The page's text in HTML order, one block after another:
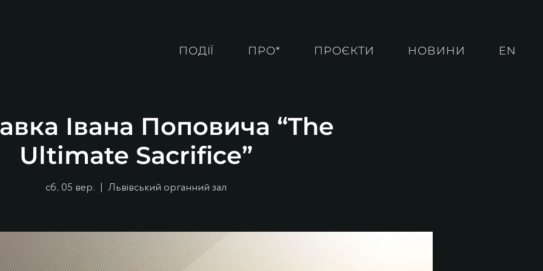
ПОДІЇ ПРО* ПРОЄКТИ НОВИНИ EN
Івана Поповича “The
Ultimate Sacrifice”
сб, 05 вер.
  |
Львівський органний зал